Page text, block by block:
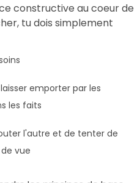
constructive au coeur de
tu dois simplement
emporter par les
les faits
l'autre et de tenter de
vue